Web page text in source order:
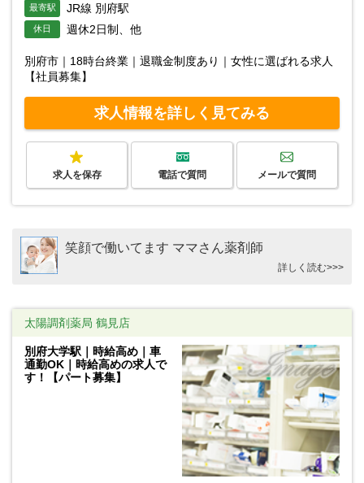
最寄駅 JR線 別府駅
休日 週休2日制、他
別府市｜18時台終業｜退職金制度あり｜女性に選ばれる求人
【社員募集】
求人情報を詳しく見てみる
求人を保存 電話で質問 メールで質問
笑顔で働いてます ママさん薬剤師
詳しく読む>>>
太陽調剤薬局 鶴見店
別府大学駅｜時給高め｜車
通勤OK｜時給高めの求人で
す！【パート募集】